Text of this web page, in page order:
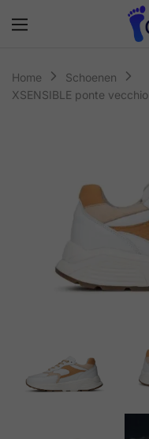
Home
Schoenen
XSENSIBLE ponte